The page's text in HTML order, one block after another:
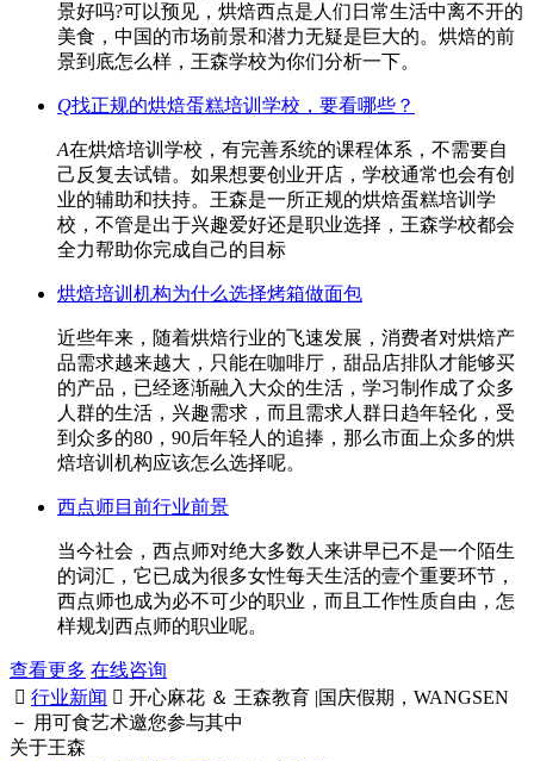
景好吗?可以预见，烘焙西点是人们日常生活中离不开的
美食，中国的市场前景和潜力无疑是巨大的。烘焙的前
景到底怎么样，王森学校为你们分析一下。
Q找正规的烘焙蛋糕培训学校，要看哪些？
A在烘焙培训学校，有完善系统的课程体系，不需要自
己反复去试错。如果想要创业开店，学校通常也会有创
业的辅助和扶持。王森是一所正规的烘焙蛋糕培训学
校，不管是出于兴趣爱好还是职业选择，王森学校都会
全力帮助你完成自己的目标
烘焙培训机构为什么选择烤箱做面包
近些年来，随着烘焙行业的飞速发展，消费者对烘焙产
品需求越来越大，只能在咖啡厅，甜品店排队才能够买
的产品，已经逐渐融入大众的生活，学习制作成了众多
人群的生活，兴趣需求，而且需求人群日趋年轻化，受
到众多的80，90后年轻人的追捧，那么市面上众多的烘
焙培训机构应该怎么选择呢。
西点师目前行业前景
当今社会，西点师对绝大多数人来讲早已不是一个陌生
的词汇，它已成为很多女性每天生活的壹个重要环节，
西点师也成为必不可少的职业，而且工作性质自由，怎
样规划西点师的职业呢。
查看更多 在线咨询
 行业新闻  开心麻花 ＆ 王森教育 |国庆假期，WANGSEN
－ 用可食艺术邀您参与其中
关于王森